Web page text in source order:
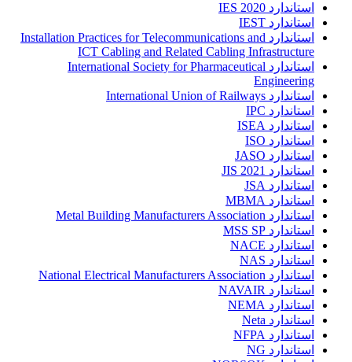
استاندارد IES 2020
استاندارد IEST
استاندارد Installation Practices for Telecommunications and
ICT Cabling and Related Cabling Infrastructure
استاندارد International Society for Pharmaceutical
Engineering
استاندارد International Union of Railways
استاندارد IPC
استاندارد ISEA
استاندارد ISO
استاندارد JASO
استاندارد JIS 2021
استاندارد JSA
استاندارد MBMA
استاندارد Metal Building Manufacturers Association
استاندارد MSS SP
استاندارد NACE
استاندارد NAS
استاندارد National Electrical Manufacturers Association
استاندارد NAVAIR
استاندارد NEMA
استاندارد Neta
استاندارد NFPA
استاندارد NG